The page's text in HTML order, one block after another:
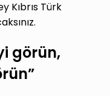
Kıbrıs Türk
görün,